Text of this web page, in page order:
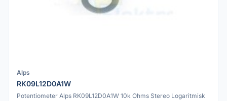
Alps
RK09L12D0A1W
Potentiometer Alps RK09L12D0A1W 10k Ohms Stereo Logaritmisk